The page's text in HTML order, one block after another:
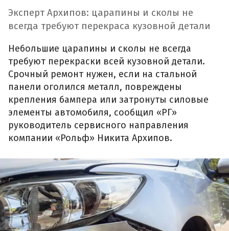
Эксперт Архипов: царапины и сколы не
всегда требуют перекраса кузовной детали
Небольшие царапины и сколы не всегда
требуют перекраски всей кузовной детали.
Срочный ремонт нужен, если на стальной
панели оголился металл, повреждены
крепления бампера или затронуты силовые
элементы автомобиля, сообщил «РГ»
руководитель сервисного направления
компании «Рольф» Никита Архипов.